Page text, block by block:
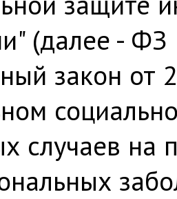
(далее -
закон от
случаев на